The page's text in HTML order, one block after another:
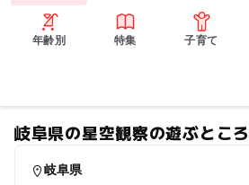
年齢別 特集 子育て
岐阜県の星空観察の遊ぶとこ
岐阜県